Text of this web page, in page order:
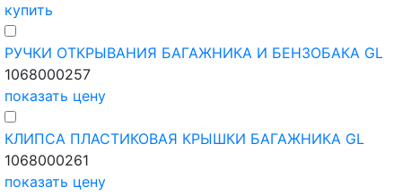
купить
РУЧКИ ОТКРЫВАНИЯ БАГАЖНИКА И БЕНЗОБАКА GL
1068000257
показать цену
КЛИПСА ПЛАСТИКОВАЯ КРЫШКИ БАГАЖНИКА GL
1068000261
показать цену